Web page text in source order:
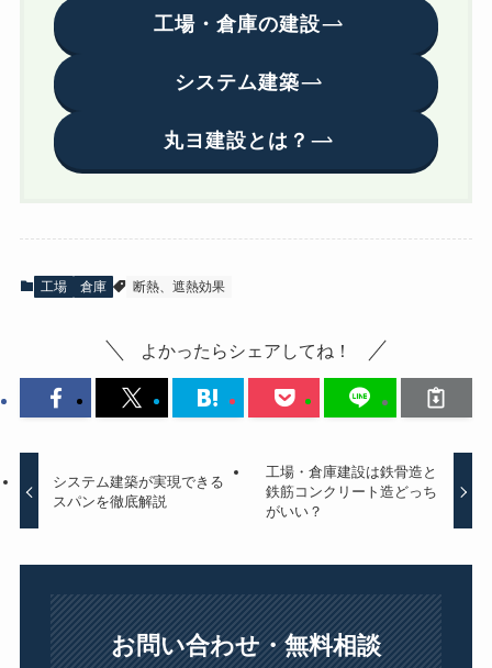
工場・倉庫の建設
システム建築
丸ヨ建設とは？
工場 倉庫 断熱、遮熱効果
よかったらシェアしてね！
システム建築が実現できる
スパンを徹底解説
工場・倉庫建設は鉄骨造と
鉄筋コンクリート造どっち
がいい？
お問い合わせ・無料相談